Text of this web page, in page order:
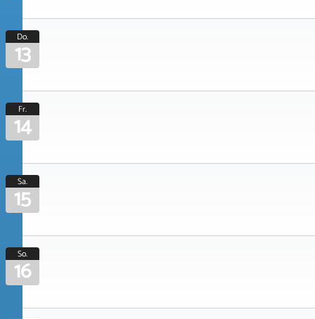
Do.
13
Fr.
14
Sa.
15
So.
16